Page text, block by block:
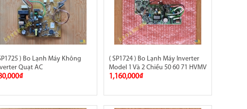
) Bo Lạnh Máy Không
Quạt AC
( SP1724 ) Bo Lạnh Máy Inverter
Model 1 Và 2 Chiều 50 60 71 HVMV
1,160,000₫